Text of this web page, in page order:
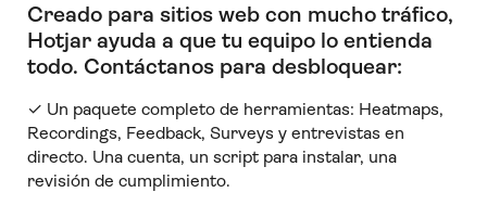
Creado para sitios web con mucho tráfico,
Hotjar ayuda a que tu equipo lo entienda
todo. Contáctanos para desbloquear:
✓ Un paquete completo de herramientas: Heatmaps,
Recordings, Feedback, Surveys y entrevistas en
directo. Una cuenta, un script para instalar, una
revisión de cumplimiento.